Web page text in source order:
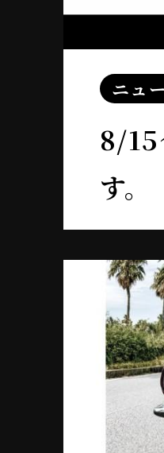
ニュ
8/
す。